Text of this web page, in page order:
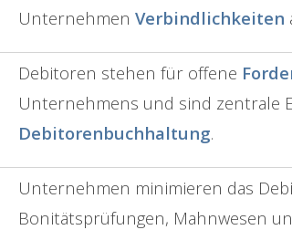
Unternehmen Verbindlichkeiten
Debitoren stehen für offene
Unternehmens und sind zentrale
Debitorenbuchhaltung.
Unternehmen minimieren das
Bonitätsprüfungen, Mahnwesen